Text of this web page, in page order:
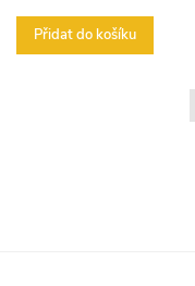
Přidat do košíku